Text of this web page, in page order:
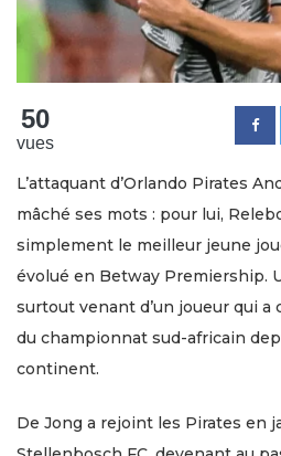
50
vues
L’attaquant d’Orlando Pirates
mâché ses mots : pour lui,
simplement le meilleur jeune
évolué en Betway Premiership.
surtout venant d’un joueur qui
du championnat sud-africain
continent.
De Jong a rejoint les Pirates en